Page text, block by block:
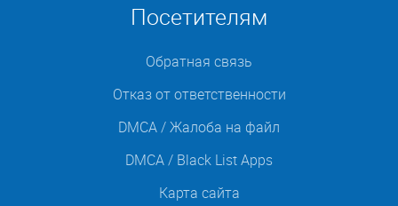
Посетителям
Обратная связь
Отказ от ответственности
DMCA / Жалоба на файл
DMCA / Black List Apps
Карта сайта